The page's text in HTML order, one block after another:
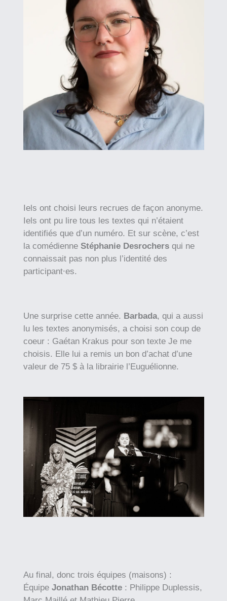
Iels ont choisi leurs recrues de façon anonyme.
Iels ont pu lire tous les textes qui n’étaient
identifiés que d’un numéro. Et sur scène, c’est
la comédienne Stéphanie Desrochersqui ne
connaissait pas non plus l’identité des
participant⸱es.
Une surprise cette année. Barbada, qui a aussi
lu les textes anonymisés, a choisi son coup de
coeur : Gaétan Krakus pour son texte Je me
choisis. Elle lui a remis un bon d’achat d’une
valeur de 75 $ à la librairie l’Euguélionne.
Au final, donc trois équipes (maisons) :
Équipe Jonathan Bécotte: Philippe Duplessis,